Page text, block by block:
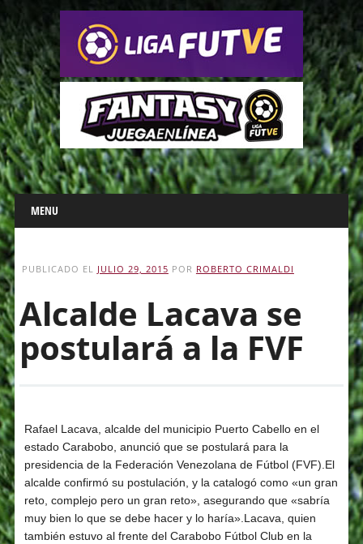
Main menu
Skip
to
content
MENU
PUBLICADO EL JULIO 29, 2015 POR ROBERTO CRIMALDI
Alcalde Lacava se
postulará a la FVF
Rafael Lacava, alcalde del municipio Puerto Cabello en el
estado Carabobo, anunció que se postulará para la
presidencia de la Federación Venezolana de Fútbol (FVF).El
alcalde confirmó su postulación, y la catalogó como «un gran
reto, complejo pero un gran reto», asegurando que «sabría
muy bien lo que se debe hacer y lo haría».Lacava, quien
también estuvo al frente del Carabobo Fútbol Club en la